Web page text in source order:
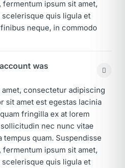
fermentum ipsum sit amet,
quis ligula et
neque, in commodo
was
consectetur adipiscing
sit amet est egestas lacinia
fringilla ex at lorem
nec nunc vitae
tempus quam. Suspendisse
fermentum ipsum sit amet,
quis ligula et